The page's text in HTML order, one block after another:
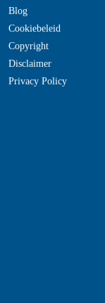
Blog
Cookiebeleid
Copyright
Disclaimer
Privacy Policy